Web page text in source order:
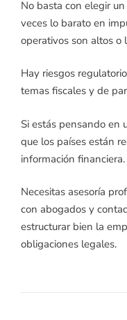
No basta con elegir
veces lo barato en
operativos son altos o
Hay riesgos
temas fiscales y de
Si estás pensando en
que los países están
información financiera.
Necesitas asesoría
con abogados y
estructurar bien la
obligaciones legales.